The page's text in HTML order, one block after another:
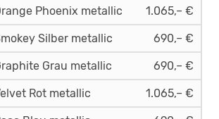
Phoenix metallic 1.065,– €
Silber metallic 690,– €
Grau metallic 690,– €
Rot metallic 1.065,– €